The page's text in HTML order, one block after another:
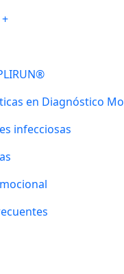
en Diagnóstico
infecciosas